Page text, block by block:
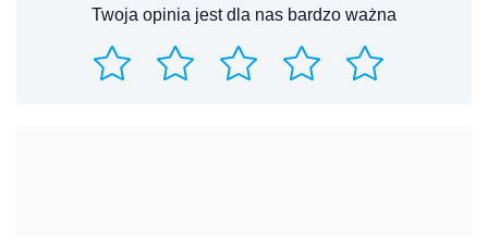
Twoja opinia jest dla nas bardzo ważna